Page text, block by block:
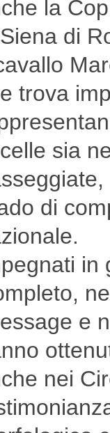
la
di
trova
sia
di
in
e
nei